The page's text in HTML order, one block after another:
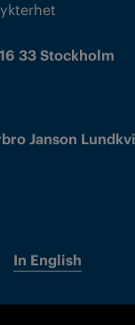
33 Stockholm
Janson
In English